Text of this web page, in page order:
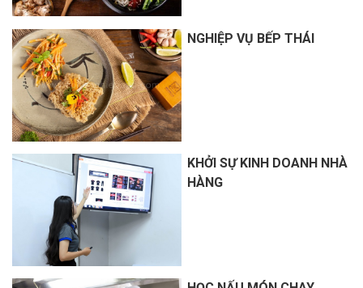
NGHIỆP VỤ BẾP THÁI
KHỞI SỰ KINH DOANH NHÀ
HÀNG